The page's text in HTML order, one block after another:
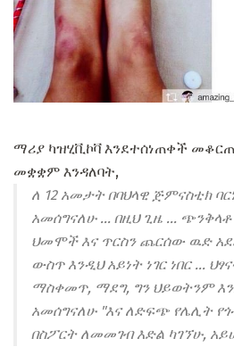
ማሪያ ካዝሂቪኮቫ እንደተሰነጠቀች
መቋቋም እንዳለባት,
ለ 12 አመታት በባህላዊ ጅምናስቲክ
አመሰግናለሁ ... በዚህ ጊዜ ...
ህመሞች እና ጥርስን ጨርሰው ዉድ
ውስጥ እንዲህ አይነት ነገር ነበር ...
ማስቀመጥ, ማደግ, ግን ህይወትንም
አመሰግናለሁ "እና ለድፍጭ የሌሊት
በስፖርት ለመመገብ እድል ካገኘሁ,